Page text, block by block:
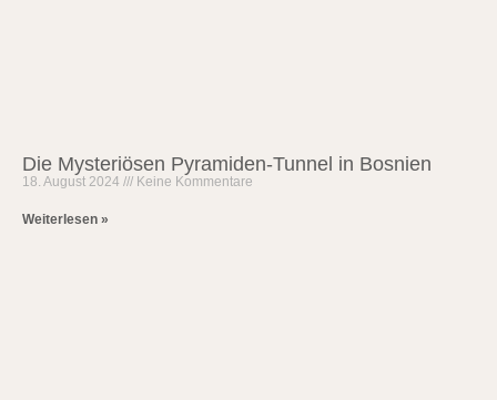
Die Mysteriösen Pyramiden-Tunnel in Bosnien
18. August 2024 Keine Kommentare
Weiterlesen »